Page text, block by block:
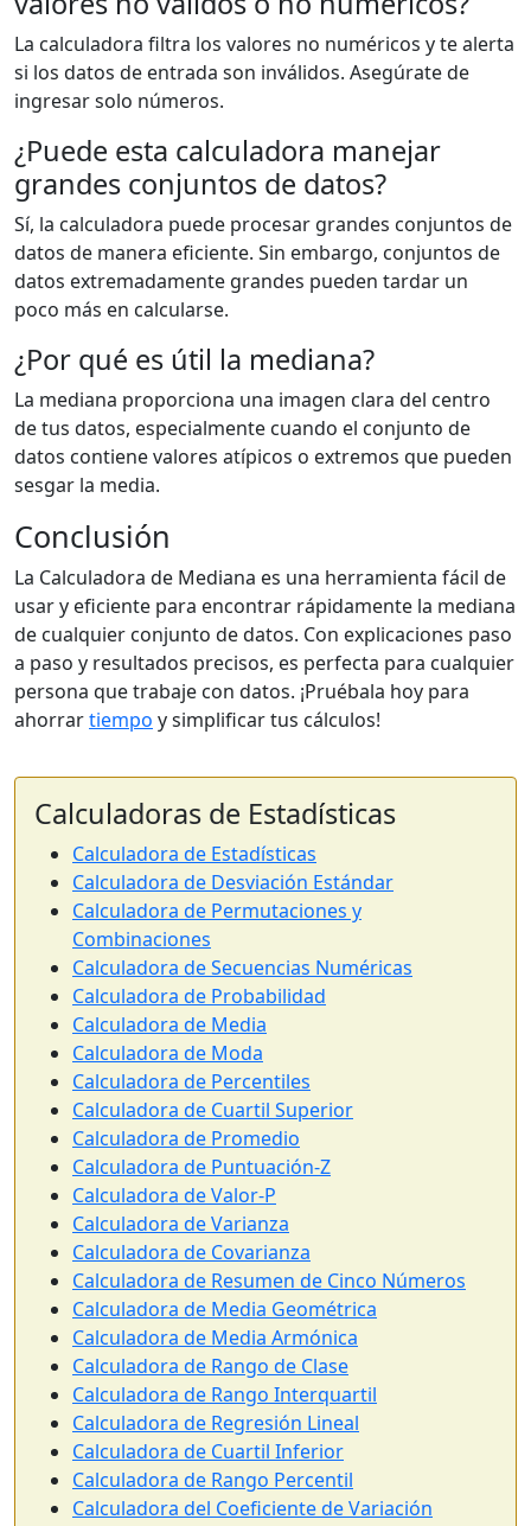
La calculadora filtra los valores no numéricos y te alerta
si los datos de entrada son inválidos. Asegúrate de
ingresar solo números.
¿Puede esta calculadora manejar
grandes conjuntos de datos?
Sí, la calculadora puede procesar grandes conjuntos de
datos de manera eficiente. Sin embargo, conjuntos de
datos extremadamente grandes pueden tardar un
poco más en calcularse.
¿Por qué es útil la mediana?
La mediana proporciona una imagen clara del centro
de tus datos, especialmente cuando el conjunto de
datos contiene valores atípicos o extremos que pueden
sesgar la media.
Conclusión
La Calculadora de Mediana es una herramienta fácil de
usar y eficiente para encontrar rápidamente la mediana
de cualquier conjunto de datos. Con explicaciones paso
a paso y resultados precisos, es perfecta para cualquier
persona que trabaje con datos. ¡Pruébala hoy para
ahorrartiempo y simplificar tus cálculos!
Calculadoras de Estadísticas
Calculadora de Estadísticas
Calculadora de Desviación Estándar
Calculadora de Permutaciones y
Combinaciones
Calculadora de Secuencias Numéricas
Calculadora de Probabilidad
Calculadora de Media
Calculadora de Moda
Calculadora de Percentiles
Calculadora de Cuartil Superior
Calculadora de Promedio
Calculadora de Puntuación-Z
Calculadora de Valor-P
Calculadora de Varianza
Calculadora de Covarianza
Calculadora de Resumen de Cinco Números
Calculadora de Media Geométrica
Calculadora de Media Armónica
Calculadora de Rango de Clase
Calculadora de Rango Interquartil
Calculadora de Regresión Lineal
Calculadora de Cuartil Inferior
Calculadora de Rango Percentil
Calculadora del Coeficiente de Variación